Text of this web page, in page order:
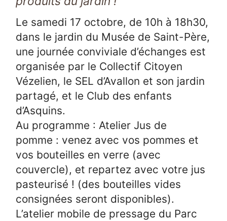
Le samedi 17 octobre, de 10h à 18h30,
dans le jardin du Musée de Saint-Père,
une journée conviviale d’échanges est
organisée par le Collectif Citoyen
Vézelien, le SEL d’Avallon et son jardin
partagé, et le Club des enfants
d’Asquins.
Au programme : Atelier Jus de
pomme : venez avec vos pommes et
vos bouteilles en verre (avec
couvercle), et repartez avec votre jus
pasteurisé ! (des bouteilles vides
consignées seront disponibles).
L’atelier mobile de pressage du Parc